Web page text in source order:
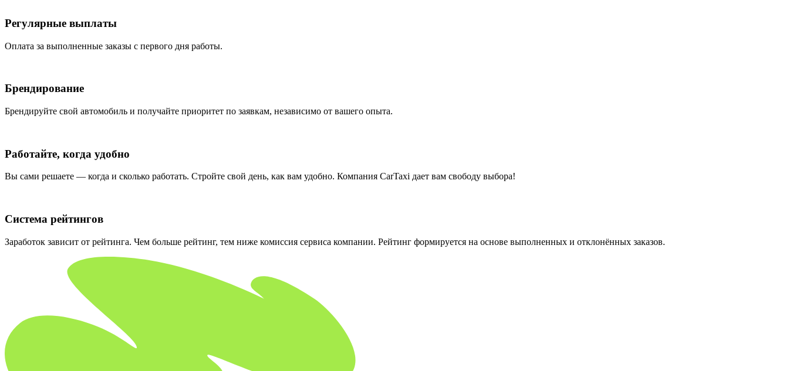
Регулярные выплаты
Оплата за выполненные заказы с первого дня работы.
Брендирование
Брендируйте свой автомобиль и получайте приоритет по заявкам, независимо от вашего опыта.
Работайте, когда удобно
Вы сами решаете — когда и сколько работать. Стройте свой день, как вам удобно. Компания CarTaxi дает вам свободу выбора!
Система рейтингов
Заработок зависит от рейтинга. Чем больше рейтинг, тем ниже комиссия сервиса компании. Рейтинг формируется на основе выполненных и отклонённых заказов.